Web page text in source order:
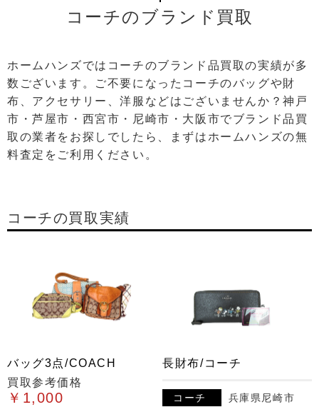
コーチのブランド買取
ホームハンズではコーチのブランド品買取の実績が多
数ございます。ご不要になったコーチのバッグや財
布、アクセサリー、洋服などはございませんか？神戸
市・芦屋市・西宮市・尼崎市・大阪市でブランド品買
取の業者をお探しでしたら、まずはホームハンズの無
料査定をご利用ください。
コーチの買取実績
バッグ3点/COACH
買取参考価格
￥1,000
長財布/コーチ
コーチ 兵庫県尼崎市